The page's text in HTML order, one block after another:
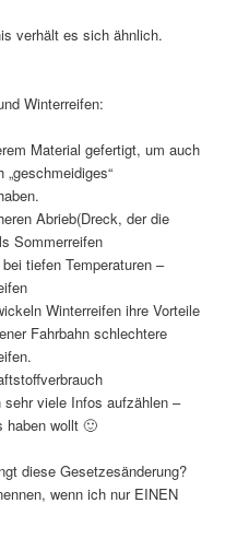
verhält es sich ähnlich.
Winterreifen:
Material gefertigt, um auch
Abrieb(Dreck, der die
Sommerreifen
tiefen Temperaturen –
Winterreifen ihre Vorteile
Fahrbahn schlechtere
viele Infos aufzählen –
haben wollt 🙂
diese Gesetzesänderung?
wenn ich nur EINEN